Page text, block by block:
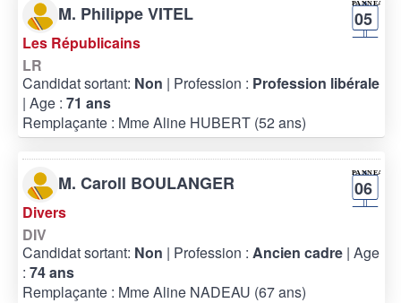
M. Philippe VITEL 05
Les Républicains
LR
Candidat sortant: Non | Profession : Profession libérale
| Age : 71 ans
Remplaçante : Mme Aline HUBERT (52 ans)
M. Caroll BOULANGER 06
Divers
DIV
Candidat sortant: Non | Profession : Ancien cadre | Age
: 74 ans
Remplaçante : Mme Aline NADEAU (67 ans)